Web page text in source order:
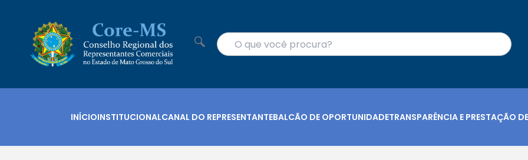
INÍCIOINSTITUCIONALCANAL DO REPRESENTANTEBALCÃO DE OPORTUNIDADETRANSPARÊNCIA E PRESTAÇÃO